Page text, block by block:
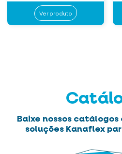
Ver produto
Baixe nossos
soluções Kanaflex